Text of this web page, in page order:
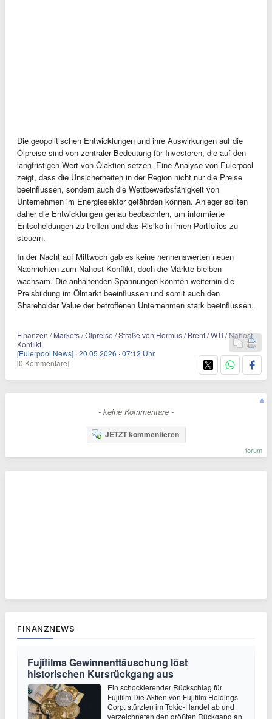
Die geopolitischen Entwicklungen und ihre Auswirkungen auf die
Ölpreise sind von zentraler Bedeutung für Investoren, die auf den
langfristigen Wert von Ölaktien setzen. Eine Analyse von Eulerpool
zeigt, dass die Unsicherheiten in der Region nicht nur die Preise
beeinflussen, sondern auch die Wettbewerbsfähigkeit von
Unternehmen im Energiesektor gefährden können. Anleger sollten
daher die Entwicklungen genau beobachten, um informierte
Entscheidungen zu treffen und das Risiko in ihren Portfolios zu
steuern.
In der Nacht auf Mittwoch gab es keine nennenswerten neuen
Nachrichten zum Nahost-Konflikt, doch die Märkte bleiben
wachsam. Die anhaltenden Spannungen könnten weiterhin die
Preisbildung im Ölmarkt beeinflussen und somit auch den
Shareholder Value der betroffenen Unternehmen stark beeinflussen.
Finanzen / Markets / Ölpreise / Straße von Hormus / Brent / WTI / Nahost
Konflikt
[Eulerpool News] ·20.05.2026 ·07:12 Uhr
[0 Kommentare]
- keine Kommentare -
JETZT kommentieren
forum
FINANZNEWS
Fujifilms Gewinnenttäuschung löst
historischen Kursrückgang aus
Ein schockierender Rückschlag für
Fujifilm Die Aktien von Fujifilm Holdings
Corp. stürzten im Tokio-Handel ab und
verzeichneten den größten Rückgang an